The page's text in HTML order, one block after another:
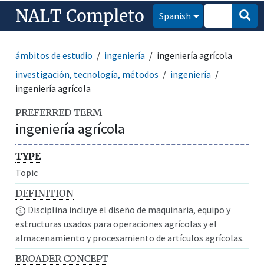
NALT Completo Spanish
ámbitos de estudio ingeniería
ingeniería agrícola
investigación, tecnología, métodos
ingeniería
ingeniería agrícola
PREFERRED TERM
ingeniería agrícola
TYPE
Topic
DEFINITION
Disciplina incluye el diseño de maquinaria, equipo y
estructuras usados para operaciones agrícolas y el
almacenamiento y procesamiento de artículos agrícolas.
BROADER CONCEPT